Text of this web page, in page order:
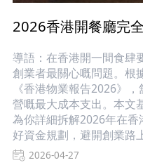
2026香港開餐廳完
導語：在香港開一間食肆
創業者最關心嘅問題。根
《香港物業報告2026》
營嘅最大成本支出。本文
為你詳細拆解2026年在
好資金規劃，避開創業路
2026-04-27